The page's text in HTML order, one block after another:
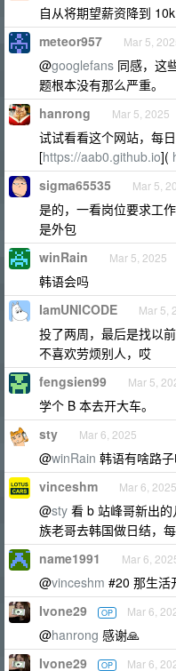
自从将期望薪资降到
meteor957 Mar 5,
@googlefans 同感，这
题根本没有那么严重。
hanrong Mar 5, 2025
试试看看这个网站，每
[https://aab0.github.io](
sigma65535 Mar 5,
是的，一看岗位要求工
是外包
winRain Mar 5, 2025
韩语会吗
IamUNICODE Mar 5,
投了两周，最后是找以
不喜欢劳烦别人，哎
fengsien99 Mar 5,
学个 B 本去开大车。
sty Mar 6, 2025
@winRain 韩语有啥路
vinceshm Mar 6, 2025
@sty 看 b 站峰哥新出
族老哥去韩国做日结，
name1991 Mar 6,
@vinceshm #20 那生活
Ivone29 OP Mar 6,
@hanrong 感谢🙏
Ivone29 OP Mar 6,